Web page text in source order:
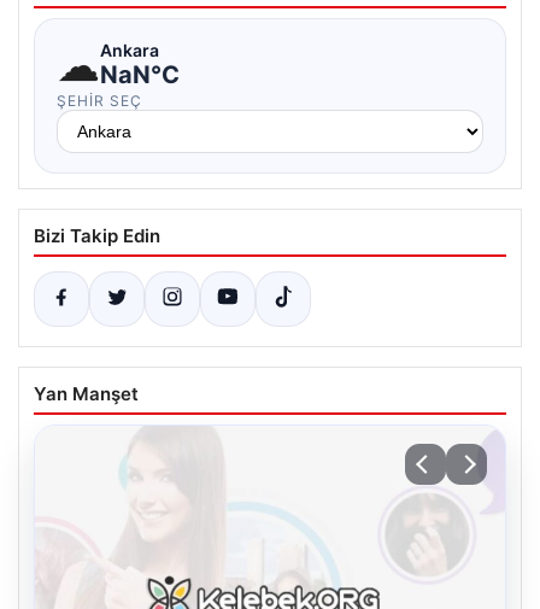
☁Ankara
NaN°C
ŞEHIR SEÇ
Bizi Takip Edin
Yan Manşet